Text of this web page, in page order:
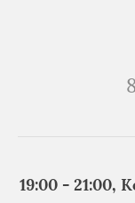
19:00 - 21:00,